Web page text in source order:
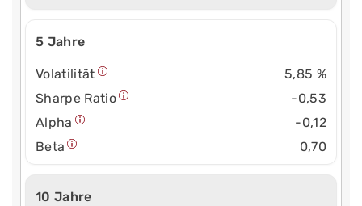
5 Jahre
Volatilität
5,85 %
Sharpe Ratio
-0,53
Alpha
-0,12
Beta
0,70
10 Jahre